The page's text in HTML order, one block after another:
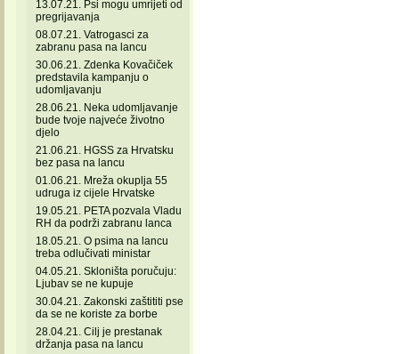
13.07.21. Psi mogu umrijeti od
pregrijavanja
08.07.21. Vatrogasci za
zabranu pasa na lancu
30.06.21. Zdenka Kovačiček
predstavila kampanju o
udomljavanju
28.06.21. Neka udomljavanje
bude tvoje najveće životno
djelo
21.06.21. HGSS za Hrvatsku
bez pasa na lancu
01.06.21. Mreža okuplja 55
udruga iz cijele Hrvatske
19.05.21. PETA pozvala Vladu
RH da podrži zabranu lanca
18.05.21. O psima na lancu
treba odlučivati ministar
04.05.21. Skloništa poručuju:
Ljubav se ne kupuje
30.04.21. Zakonski zaštititi pse
da se ne koriste za borbe
28.04.21. Cilj je prestanak
držanja pasa na lancu